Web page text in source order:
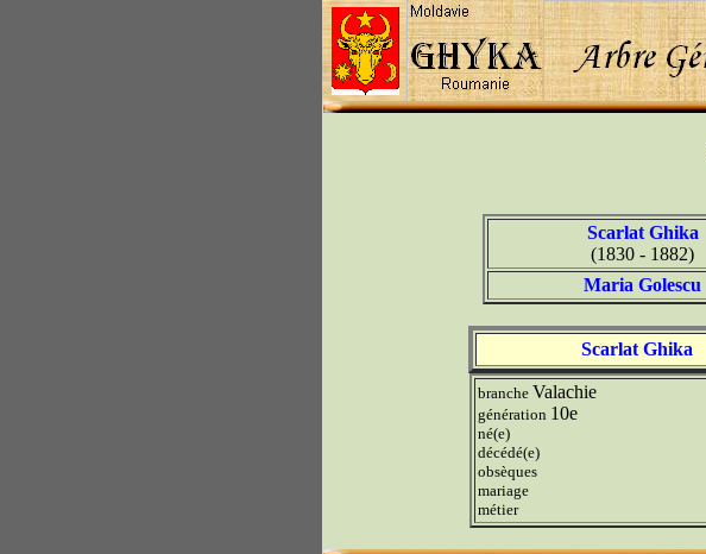
Scarlat Ghika
(1830 - 1882)
Maria Golescu
Scarlat Ghika
branche Valachie
génération 10e
né(e)
décédé(e)
obsèques
mariage
métier